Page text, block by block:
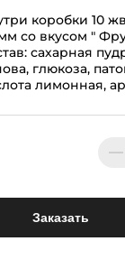
коробки 10
со вкусом "
сахарная
глюкоза,
лимонная,
Заказать